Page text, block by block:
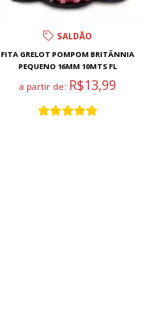
SALDÃO
FITA GRELOT POMPOM BRITÂNNIA
PEQUENO 16MM 10MTS FL
a partir de: R$13,99